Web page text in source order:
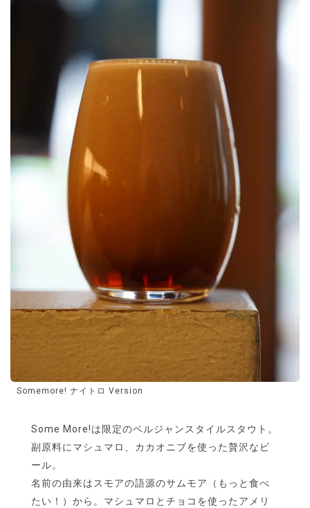
Somemore! ナイトロ Version
Some More!は限定のベルジャンスタイルスタウト。
副原料にマシュマロ、カカオニブを使った贅沢なビ
ール。
名前の由来はスモアの語源のサムモア（もっと食べ
たい！）から。マシュマロとチョコを使ったアメリ